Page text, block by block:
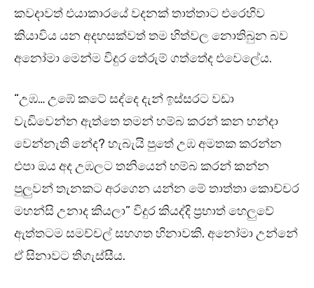
කවදාවත් එයාකාරයේ වදනක් තාත්තාට එරෙහිව
කියාවිය යන අදහසක්වත් තම හිත්වල නොතිබුන බව
අනෝමා මෙන්ම විදුර තේරුම් ගත්තේද එවෙලේය.
“උඹ… උඹේ කටේ සද්දෙ දැන් ඉස්සරට වඩා
වැඩිවෙන්න ඇත්තෙ තමන් හම්බ කරන් කන හන්දා
වෙන්නැති නේද? හැබැයි පුතේ උඹ අමතක කරන්න
එපා ඔය අද උඹලට තනියෙන් හම්බ කරන් කන්න
පුලුවන් තැනකට අරගෙන යන්න මේ තාත්තා කොච්චර
මහන්සි උනාද කියලා” විදුර කියද්දි ප්‍රභාත් හෙලුවේ
ඇත්තටම සමච්චල් සහගත හිනාවකි. අනෝමා උන්නේ
ඒ සිනාවට තිගැස්සීය.